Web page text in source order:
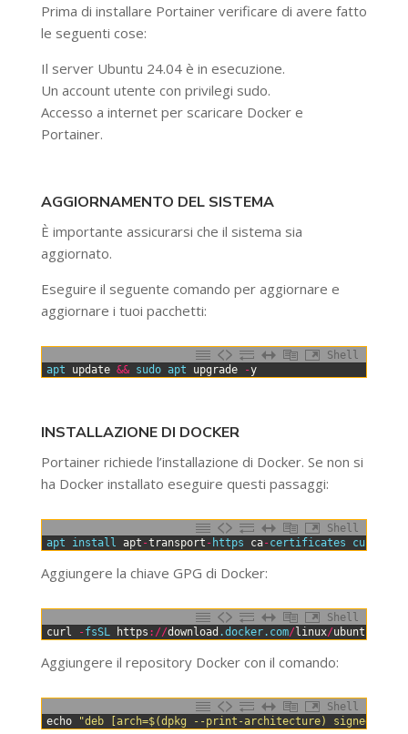
Prima di installare Portainer verificare di avere fatto
le seguenti cose:
Il server Ubuntu 24.04 è in esecuzione.
Un account utente con privilegi sudo.
Accesso a internet per scaricare Docker e
Portainer.
AGGIORNAMENTO DEL SISTEMA
È importante assicurarsi che il sistema sia
aggiornato.
Eseguire il seguente comando per aggiornare e
aggiornare i tuoi pacchetti:
Shell
apt update && sudo apt upgrade -y
INSTALLAZIONE DI DOCKER
Portainer richiede l’installazione di Docker. Se non si
ha Docker installato eseguire questi passaggi:
Shell
apt install apt -transport - https ca-certificates curl
Aggiungere la chiave GPG di Docker:
Shell
curl -fsSL https : //download .docker.com/ linux/ubuntu
Aggiungere il repository Docker con il comando:
Shell
echo "deb [arch=$(dpkg --print-architecture) signed-